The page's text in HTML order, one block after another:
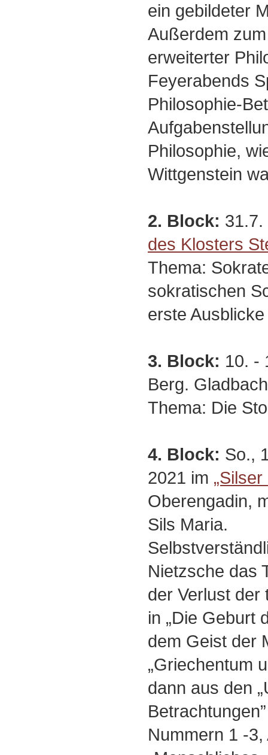
ein gebildeter
Außerdem
erweiterter
Feyerabends
Philosophie-
Philosophie,
Wittgenstein
2. Block:
des Klosters
Thema:
sokratischen
erste
3. Block: 10. -
Berg.
Thema: Die
4. Block: So.,
2021 im „Silser
Oberengadin,
Sils Maria.
Nietzsche das
der Verlust der
in „Die Geburt
dem Geist der
„Griechentum
dann aus den
Nummern 1 -